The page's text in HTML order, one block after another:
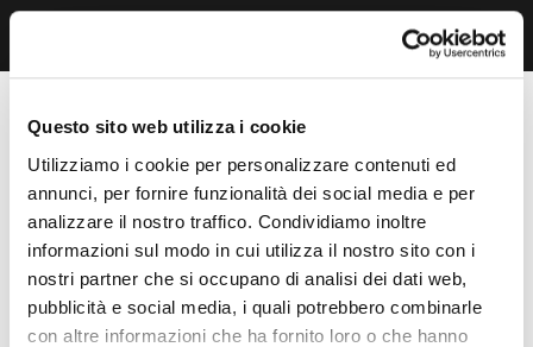
Questo sito web utilizza i cookie
Utilizziamo i cookie per personalizzare contenuti ed
annunci, per fornire funzionalità dei social media e per
analizzare il nostro traffico. Condividiamo inoltre
informazioni sul modo in cui utilizza il nostro sito con i
nostri partner che si occupano di analisi dei dati web,
pubblicità e social media, i quali potrebbero combinarle
con altre informazioni che ha fornito loro o che hanno